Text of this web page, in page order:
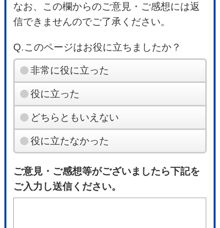
なお、この欄からのご意見・ご感想には返
信できませんのでご了承ください。
Q.このページはお役に立ちましたか？
非常に役に立った
役に立った
どちらともいえない
役に立たなかった
ご意見・ご感想等がございましたら下記を
ご入力し送信ください。